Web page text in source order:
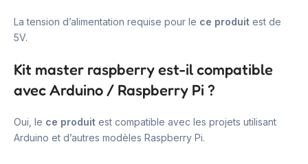
La tension d’alimentation requise pour le ce produit est de
5V.
Kit master raspberry est-il compatible
avec Arduino / Raspberry Pi ?
Oui, le ce produit est compatible avec les projets utilisant
Arduino et d’autres modèles Raspberry Pi.